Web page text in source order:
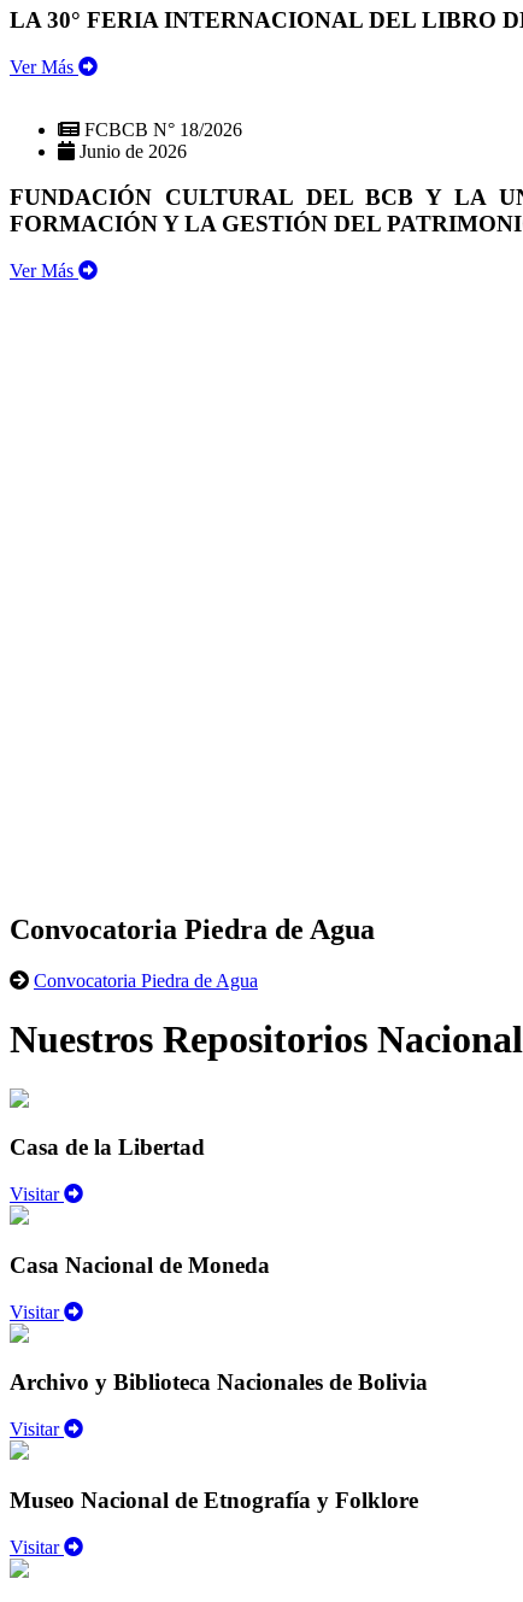
LA 30° FERIA INTERNACIONAL DEL LIBRO
Ver Más
FCBCB N° 18/2026
Junio de 2026
FUNDACIÓN CULTURAL DEL BCB Y LA
FORMACIÓN Y LA GESTIÓN DEL
Ver Más
Convocatoria Piedra de Agua
Convocatoria Piedra de Agua
Nuestros Repositorios
Casa de la Libertad
Visitar
Casa Nacional de Moneda
Visitar
Archivo y Biblioteca Nacionales de Bolivia
Visitar
Museo Nacional de Etnografía y Folklore
Visitar